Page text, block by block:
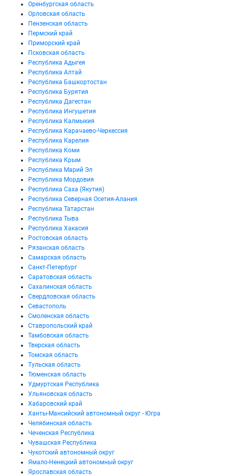
Оренбургская область
Орловская область
Пензенская область
Пермский край
Приморский край
Псковская область
Республика Адыгея
Республика Алтай
Республика Башкортостан
Республика Бурятия
Республика Дагестан
Республика Ингушетия
Республика Калмыкия
Республика Карачаево-Черкессия
Республика Карелия
Республика Коми
Республика Крым
Республика Марий Эл
Республика Мордовия
Республика Саха (Якутия)
Республика Северная Осетия-Алания
Республика Татарстан
Республика Тыва
Республика Хакасия
Ростовская область
Рязанская область
Самарская область
Санкт-Петербург
Саратовская область
Сахалинская область
Свердловская область
Севастополь
Смоленская область
Ставропольский край
Тамбовская область
Тверская область
Томская область
Тульская область
Тюменская область
Удмуртская Республика
Ульяновская область
Хабаровский край
Ханты-Мансийский автономный округ - Югра
Челябинская область
Чеченская Республика
Чувашская Республика
Чукотский автономный округ
Ямало-Ненецкий автономный округ
Ярославская область